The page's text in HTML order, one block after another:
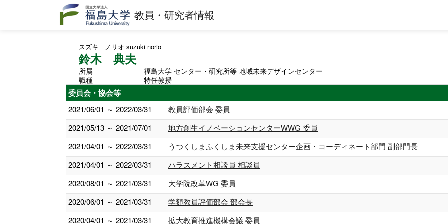
教員・研究者情報
スズキ ノリオ suzuki norio
鈴木 典夫
所属
福島大学 センター・研究所等 地域未来デザインセンター
職種
特任教授
委員会・協会等
2021/06/01 ～ 2022/03/31
教員評価部会 委員
2021/05/13 ～ 2021/07/01
地方創生イノベーションセンターWWG 委員
2021/04/01 ～ 2022/03/31
うつくしまふくしま未来支援センター企画・コーディネート部門 副部門長
2021/04/01 ～ 2022/03/31
ハラスメント相談員 相談員
2020/08/01 ～ 2021/03/31
大学院改革WG 委員
2020/06/01 ～ 2021/03/31
学類教員評価部会 部会長
2020/04/01 ～ 2021/03/31
拡大教育推進機構会議 委員